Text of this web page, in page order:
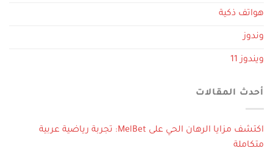
هواتف ذكية
وندوز
ويندوز 11
أحدث المقالات
اكتشف مزايا الرهان الحي على MelBet: تجربة رياضية عربية
متكاملة